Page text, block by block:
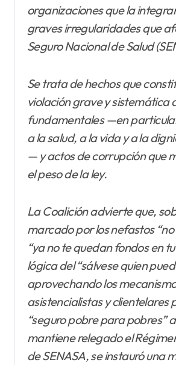
organizaciones que la
graves irregularidades que
Seguro Nacional de Salud
Se trata de hechos que
violación grave y sistemática
fundamentales —en
a la salud, a la vida y a la
— y actos de corrupción que
el peso de la ley.
La Coalición advierte que,
marcado por los nefastos “no
“ya no te quedan fondos en
lógica del “sálvese quien
aprovechando los
asistencialistas y clientelares
“seguro pobre para pobres”
mantiene relegado el
de SENASA, se instauró una